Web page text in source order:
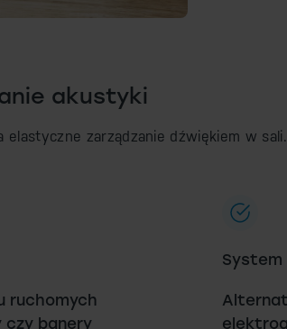
akustyki
zarządzanie dźwiękiem w sali.
ruchomych
banery